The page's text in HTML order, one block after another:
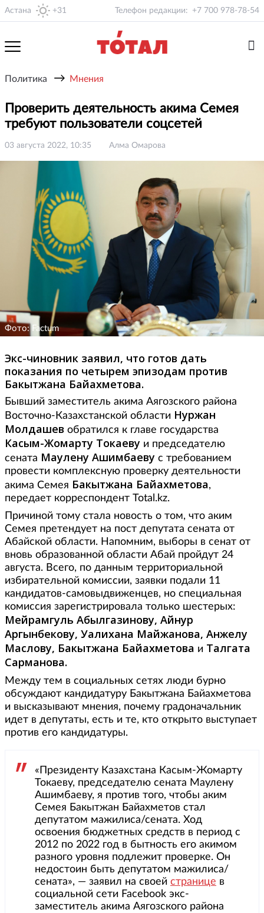
Астана +31 Телефон редакции: +7 700 978-78-54
Политика → Мнения
Проверить деятельность акима Семея
требуют пользователи соцсетей
03 августа 2022, 10:35 Алма Омарова
Фото: Factum
Экс-чиновник заявил, что готов дать
показания по четырем эпизодам против
Бакытжана Байахметова.
Бывший заместитель акима Аягозского района
Восточно-Казахстанской области Нуржан
Молдашев обратился к главе государства
Касым-Жомарту Токаеву и председателю
сената Маулену Ашимбаеву с требованием
провести комплексную проверку деятельности
акима Семея Бакытжана Байахметова,
передает корреспондент Total.kz.
Причиной тому стала новость о том, что аким
Семея претендует на пост депутата сената от
Абайской области. Напомним, выборы в сенат от
вновь образованной области Абай пройдут 24
августа. Всего, по данным территориальной
избирательной комиссии, заявки подали 11
кандидатов-самовыдвиженцев, но специальная
комиссия зарегистрировала только шестерых:
Мейрамгуль Абылгазинову, Айнур
Аргынбекову, Уалихана Майжанова, Анжелу
Маслову, Бакытжана Байахметова и Талгата
Сарманова.
Между тем в социальных сетях люди бурно
обсуждают кандидатуру Бакытжана Байахметова
и высказывают мнения, почему градоначальник
идет в депутаты, есть и те, кто открыто выступает
против его кандидатуры.
«Президенту Казахстана Касым-Жомарту
Токаеву, председателю сената Маулену
Ашимбаеву, я против того, чтобы аким
Семея Бакытжан Байахметов стал
депутатом мажилиса/сената. Ход
освоения бюджетных средств в период с
2012 по 2022 год в бытность его акимом
разного уровня подлежит проверке. Он
недостоин быть депутатом мажилиса/
сената», — заявил на своей странице в
социальной сети Facebook экс-
заместитель акима Аягозского района